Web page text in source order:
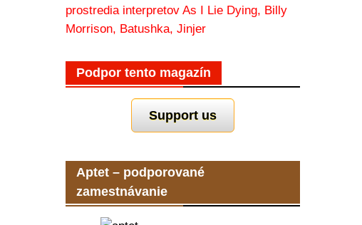
prostredia interpretov As I Lie Dying, Billy
Morrison, Batushka, Jinjer
Podpor tento magazín
Support us
Aptet – podporované
zamestnávanie